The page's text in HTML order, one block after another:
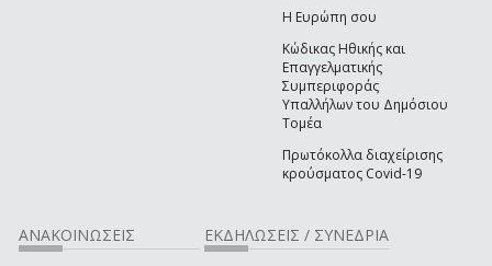
Η Ευρώπη σου
Κώδικας Ηθικής και
Επαγγελματικής
Συμπεριφοράς
Υπαλλήλων του Δημόσιου
Τομέα
Πρωτόκολλα διαχείρισης
κρούσματος Covid-19
ΑΝΑΚΟΙΝΩΣΕΙΣ ΕΚΔΗΛΩΣΕΙΣ / ΣΥΝΕΔΡΙΑ